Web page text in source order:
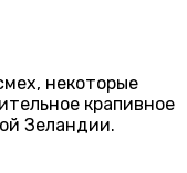
некоторые
крапивное
Зеландии.